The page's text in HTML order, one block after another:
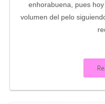
enhorabuena, pues
volumen del pelo